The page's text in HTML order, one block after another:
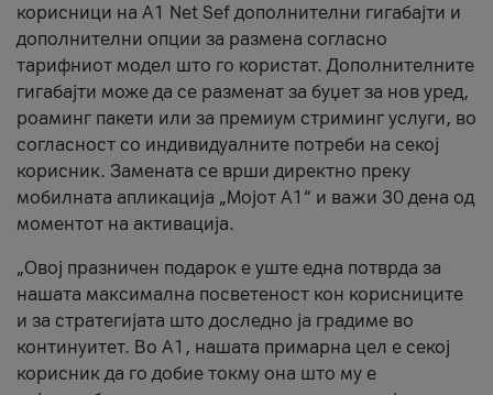
корисници на A1 Net Sef дополнителни гигабајти и
дополнителни опции за размена согласно
тарифниот модел што го користат. Дополнителните
гигабајти може да се разменат за буџет за нов уред,
роаминг пакети или за премиум стриминг услуги, во
согласност со индивидуалните потреби на секој
корисник. Замената се врши директно преку
мобилната апликација „Мојот А1“ и важи 30 дена од
моментот на активација.
„Овој празничен подарок е уште една потврда за
нашата максимална посветеност кон корисниците
и за стратегијата што доследно ја градиме во
континуитет. Во А1, нашата примарна цел е секој
корисник да го добие токму она што му е